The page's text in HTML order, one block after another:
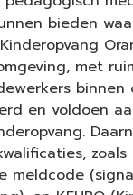
bieden
met
binnen
en voldoen
meldcode